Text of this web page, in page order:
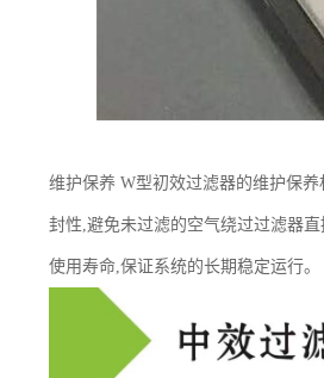
维护保养 W型初效过滤器的维护保
封性,避免未过滤的空气绕过过滤器
使用寿命,保证系统的长期稳定运行。